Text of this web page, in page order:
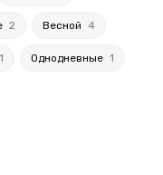
2 Весной 4
1 Однодневные 1